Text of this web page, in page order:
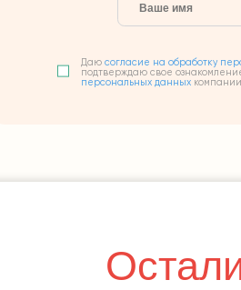
Даю согласие на обработку
подтверждаю свое
персональных данных компании